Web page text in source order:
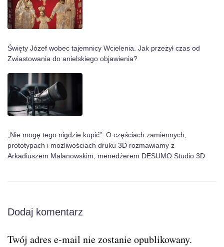
Święty Józef wobec tajemnicy Wcielenia. Jak przeżył czas od
Zwiastowania do anielskiego objawienia?
„Nie mogę tego nigdzie kupić”. O częściach zamiennych,
prototypach i możliwościach druku 3D rozmawiamy z
Arkadiuszem Malanowskim, menedżerem DESUMO Studio 3D
Dodaj komentarz
Twój adres e-mail nie zostanie opublikowany.